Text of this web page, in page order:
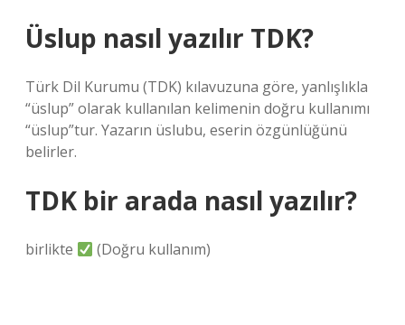
Üslup nasıl yazılır TDK?
Türk Dil Kurumu (TDK) kılavuzuna göre, yanlışlıkla
“üslup” olarak kullanılan kelimenin doğru kullanımı
“üslup”tur. Yazarın üslubu, eserin özgünlüğünü
belirler.
TDK bir arada nasıl yazılır?
birlikte (Doğru kullanım)